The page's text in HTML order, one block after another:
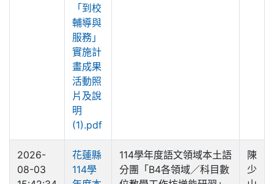
「到校
輔導與
服務」
實施計
畫成果
活動照
片及說
明
(1).pdf
2026-
08-03
花蓮縣
114學
114學年度語文領域本土語
分團「B4各領域／科目數
陳
少